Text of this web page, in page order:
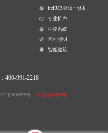
itcHUB会议一体机
专业扩声
中控系统
亮化照明
智能建筑
400-991-2218
ICP备16106620号 产品参数解释声明